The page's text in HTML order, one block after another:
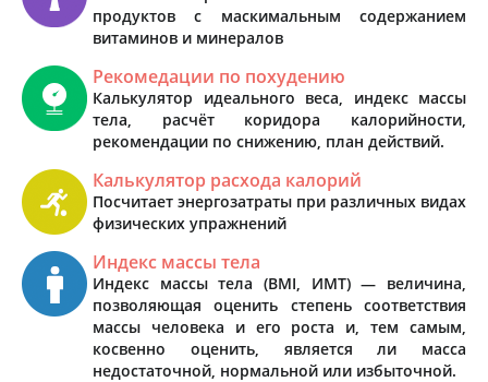
продуктов с маскимальным содержанием
витаминов и минералов
Рекомедации по похудению
Калькулятор идеального веса, индекс массы
тела, расчёт коридора калорийности,
рекомендации по снижению, план действий.
Калькулятор расхода калорий
Посчитает энергозатраты при различных видах
физических упражнений
Индекс массы тела
Индекс массы тела (BMI, ИМТ) — величина,
позволяющая оценить степень соответствия
массы человека и его роста и, тем самым,
косвенно оценить, является ли масса
недостаточной, нормальной или избыточной.